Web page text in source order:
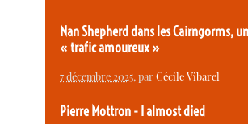
Nan Shepherd dans les Cairngorms, un
« trafic amoureux »
7 décembre 2025, parCécile Vibarel
Pierre Mottron - I almost died